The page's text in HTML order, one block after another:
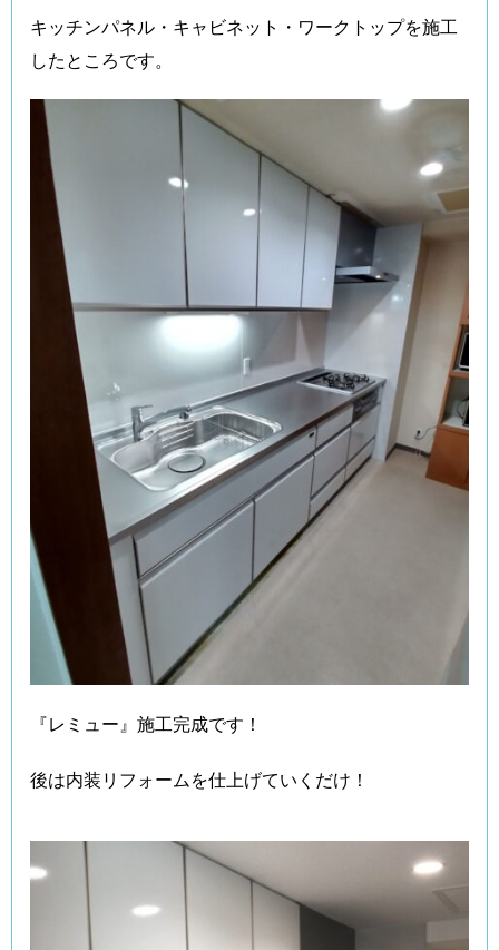
キッチンパネル・キャビネット・ワークトップを施工
したところです。
『レミュー』施工完成です！
後は内装リフォームを仕上げていくだけ！